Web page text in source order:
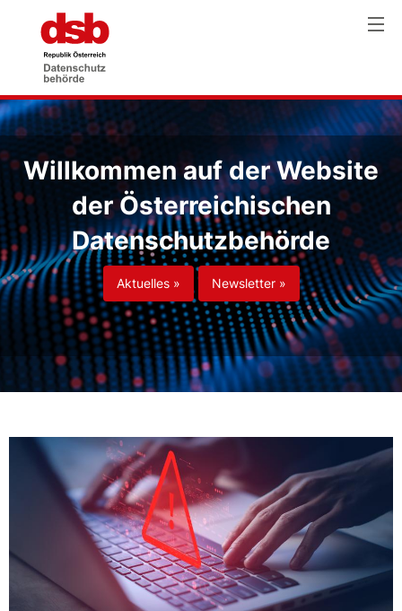
Willkommen auf der Website
der Österreichischen
Datenschutzbehörde
Aktuelles » Newsletter »